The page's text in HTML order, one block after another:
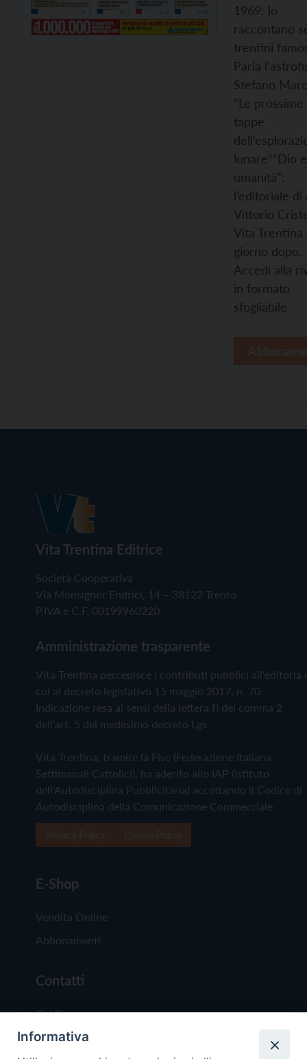
1969: lo
raccontano
trentini
Parla
Stefano
“Le prossime
tappe
lunare”“Dio e
umanità”:
l’editoriale di
Vittorio
Vita Trentina
giorno dopo.
Accedi alla
in formato
sfogliabile
Vita Trentina Editrice
Società Cooperativa
Via Monsignor Endrici, 14 – 38122 Trento
P.IVA e C.F. 00199960220
Amministrazione trasparente
Vita Trentina percepisce i contributi pubblici all'editoria
cui al decreto legislativo 15 maggio 2017, n. 70.
Indicazione resa ai sensi della lettera f) del comma 2
dell'art. 5 del medesimo decreto Lgs.
Vita Trentina, tramite la Fisc (Federazione Italiana
Settimanali Cattolici), ha aderito allo IAP (Istituto
dell'Autodisciplina Pubblicitaria) accettando il Codice di
Autodisciplina della Comunicazione Commerciale
E-Shop
Vendita Online
Abbonamenti
Contatti
Chi Siamo
Redazione
Informativa